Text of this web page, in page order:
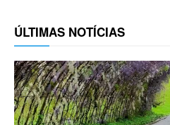
ÚLTIMAS NOTÍCIAS